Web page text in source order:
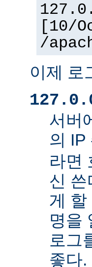
[10/
/
이제 로
서버
의 IP
라면
신
게 할
명을
로그
좋다